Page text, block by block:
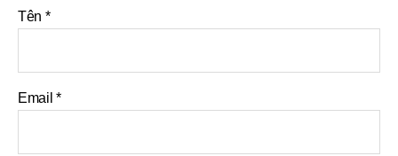
Tên *
Email*